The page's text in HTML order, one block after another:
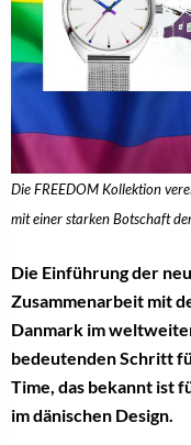
Die FREEDOM Kollektion
mit einer starken Botschaft
Die Einführung der
Zusammenarbeit mit
Danmark im
bedeutenden Schritt
Time, das bekannt ist
im dänischen Design.